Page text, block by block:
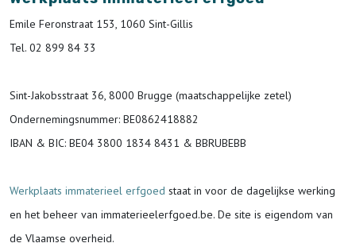
Emile Feronstraat 153, 1060 Sint-Gillis
Tel. 02 899 84 33
Sint-Jakobsstraat 36, 8000 Brugge (maatschappelijke zetel)
Ondernemingsnummer: BE0862418882
IBAN & BIC: BE04 3800 1834 8431 & BBRUBEBB
Werkplaats immaterieel erfgoed staat in voor de dagelijkse werking
en het beheer van immaterieelerfgoed.be. De site is eigendom van
de Vlaamse overheid.